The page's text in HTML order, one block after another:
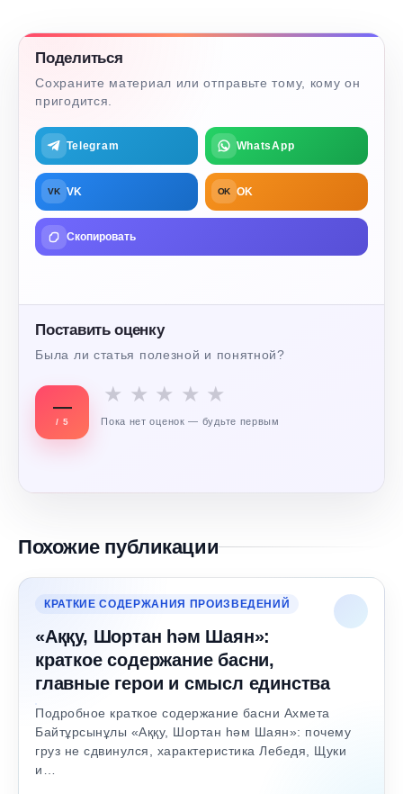
Поделиться
Сохраните материал или отправьте тому, кому он
пригодится.
Telegram WhatsApp
VK VK OK OK
Скопировать
Поставить оценку
Была ли статья полезной и понятной?
—
/ 5
★ ★ ★ ★ ★
Пока нет оценок — будьте первым
Похожие публикации
КРАТКИЕ СОДЕРЖАНИЯ ПРОИЗВЕДЕНИЙ
«Аққу, Шортан һәм Шаян»:
краткое содержание басни,
главные герои и смысл единства
Подробное краткое содержание басни Ахмета
Байтұрсынұлы «Аққу, Шортан һәм Шаян»: почему
груз не сдвинулся, характеристика Лебедя, Щуки
и…